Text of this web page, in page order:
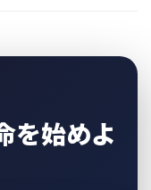
を始めよ